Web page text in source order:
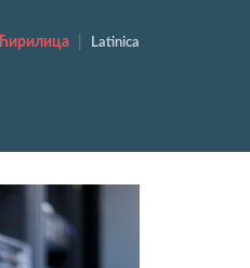
Ћирилица Latinica